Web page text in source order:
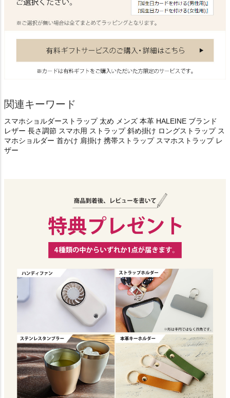
関連キーワード
スマホショルダーストラップ 太め メンズ 本革 HALEINE ブランド
レザー 長さ調節 スマホ用 ストラップ 斜め掛け ロングストラップ ス
マホショルダー 首かけ 肩掛け 携帯ストラップ スマホストラップ レ
ザー